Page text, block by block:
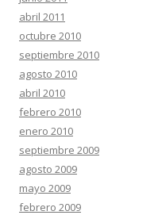
abril 2011
octubre 2010
septiembre 2010
agosto 2010
abril 2010
febrero 2010
enero 2010
septiembre 2009
agosto 2009
mayo 2009
febrero 2009